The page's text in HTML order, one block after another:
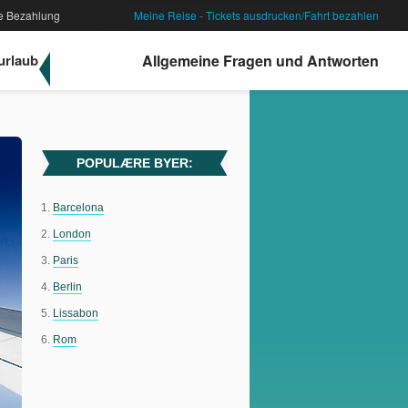
Bezahlung Meine Reise - Tickets ausdrucken/Fahrt bezahlen
Allgemeine Fragen und Antworten
POPULÆRE BYER:
Barcelona
London
Paris
Berlin
Lissabon
Rom